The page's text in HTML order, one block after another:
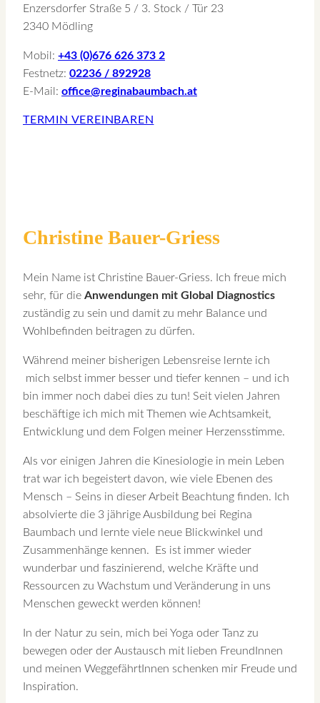
Enzersdorfer Straße 5 / 3. Stock / Tür 23
2340 Mödling
Mobil: +43 (0)676 626 373 2
Festnetz: 02236 / 892928
E-Mail: office@reginabaumbach.at
TERMIN VEREINBAREN
Christine Bauer-Griess
Mein Name ist Christine Bauer-Griess. Ich freue mich
sehr, für die Anwendungen mit Global Diagnostics
zuständig zu sein und damit zu mehr Balance und
Wohlbefinden beitragen zu dürfen.
Während meiner bisherigen Lebensreise lernte ich
mich selbst immer besser und tiefer kennen – und ich
bin immer noch dabei dies zu tun! Seit vielen Jahren
beschäftige ich mich mit Themen wie Achtsamkeit,
Entwicklung und dem Folgen meiner Herzensstimme.
Als vor einigen Jahren die Kinesiologie in mein Leben
trat war ich begeistert davon, wie viele Ebenen des
Mensch – Seins in dieser Arbeit Beachtung finden. Ich
absolvierte die 3 jährige Ausbildung bei Regina
Baumbach und lernte viele neue Blickwinkel und
Zusammenhänge kennen. Es ist immer wieder
wunderbar und faszinierend, welche Kräfte und
Ressourcen zu Wachstum und Veränderung in uns
Menschen geweckt werden können!
In der Natur zu sein, mich bei Yoga oder Tanz zu
bewegen oder der Austausch mit lieben FreundInnen
und meinen WeggefährtInnen schenken mir Freude und
Inspiration.